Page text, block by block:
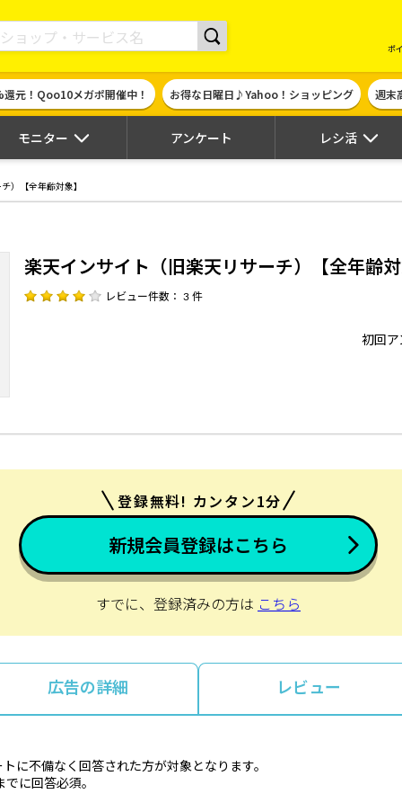
金やギフト券に交換できるポイントサイト | ハピタス
ポ
元！Qoo10メガポ開催中！ お得な日曜日♪Yahoo！ショッピング 週末
モニター アンケート レシ活
）【全年齢対象】
楽天インサイト（旧楽天リサーチ）【全年齢
レビュー件数： 3 件
初回ア
登録無料! カンタン1分
新規会員登録はこちら
すでに、登録済みの方は こちら
広告の詳細 レビュー
に不備なく回答された方が対象となります。
に回答必須。